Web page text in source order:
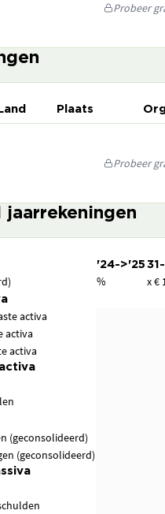
Probeer
Land Plaats
Probeer
jaarrekeningen
'24->'25
% x €
activa
activa
activa
(geconsolideerd)
(geconsolideerd)